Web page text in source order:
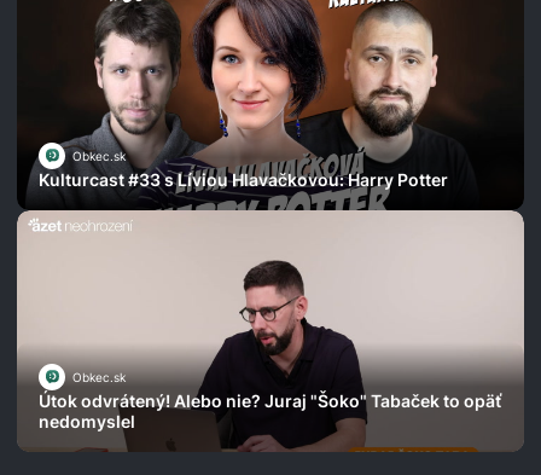
Obkec.sk
Kulturcast #33 s Líviou Hlavačkovou: Harry Potter
Obkec.sk
Útok odvrátený! Alebo nie? Juraj "Šoko" Tabaček to opäť
nedomyslel